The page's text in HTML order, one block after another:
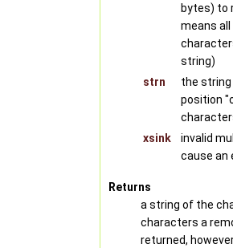
bytes) to
means
string)
strn
the
position
xsink
invalid
cause an
Returns
a string of the
characters a
returned,